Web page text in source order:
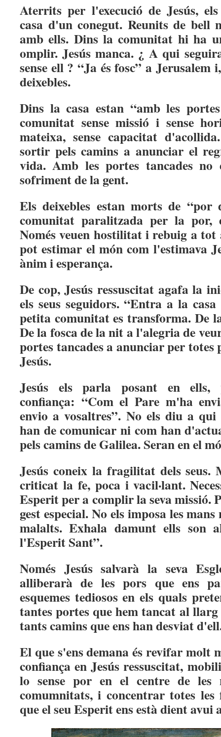
Aterrits per l'execució de Jesús,
casa d'un conegut. Reunits de bell
amb ells. Dins la comunitat hi ha
omplir. Jesús manca. ¿ A qui
sense ell ? “Ja és fosc” a Jerusalem
deixebles.
Dins la casa estan “amb les
comunitat sense missió i sense
mateixa, sense capacitat
sortir pels camins a anunciar el
vida. Amb les portes tancades no
sofriment de la gent.
Els deixebles estan morts de “por
comunitat paralitzada per la por,
Només veuen hostilitat i rebuig a
pot estimar el món com l'estimava
ànim i esperança.
De cop, Jesús ressuscitat agafa la
els seus seguidors. “Entra a la
petita comunitat es transforma. De
De la fosca de la nit a l'alegria de
portes tancades a anunciar per totes
Jesús.
Jesús els parla posant en ells,
confiança: “Com el Pare m'ha
envio a vosaltres”. No els diu a
han de comunicar ni com han
pels camins de Galilea. Seran en el
Jesús coneix la fragilitat dels seus.
criticat la fe, poca i vacil·lant.
Esperit per a complir la seva missió.
gest especial. No els imposa les
malalts. Exhala damunt ells son
l'Esperit Sant”.
Només Jesús salvarà la seva
alliberarà de les pors que ens
esquemes tediosos en els quals
tantes portes que hem tancat al llarg
tants camins que ens han desviat
El que s'ens demana és revifar molt
confiança en Jesús ressuscitat,
lo sense por en el centre de les
comumnitats, i concentrar totes les
que el seu Esperit ens està dient avui